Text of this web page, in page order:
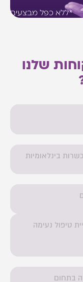
*ללא כפל מבצעים
שלנו